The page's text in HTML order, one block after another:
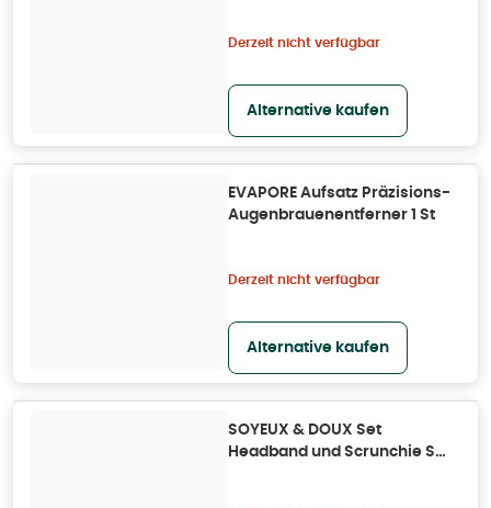
Derzeit nicht verfügbar
Alternative kaufen
EVAPORE Aufsatz Präzisions-
Augenbrauenentferner 1 St
Derzeit nicht verfügbar
Alternative kaufen
SOYEUX & DOUX Set
Headband und Scrunchie S